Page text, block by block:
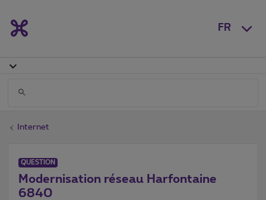
FR
Internet
QUESTION
Modernisation réseau Harfontaine
6840